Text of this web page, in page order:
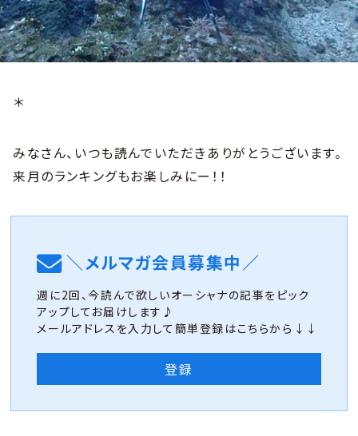
＊
みなさん、いつも読んでいただきありがとうございます。
来月のランキングもお楽しみにー！！
＼メルマガ会員募集中／
週に2回、今読んで欲しいオーシャナの記事をピック
アップしてお届けします♪
メールアドレスを入力して簡単登録はこちらから↓↓
登録